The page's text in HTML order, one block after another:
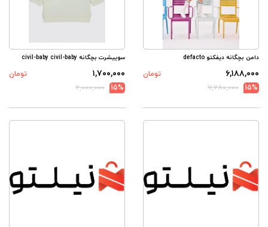
دامن بچگانه دیفکتو defacto
۶,۱۸۸,۰۰۰
تومان
15%
۷,۲۸۰,۰۰۰
سوییشرت بچگانه civil-baby civil-baby
۱,۷۰۰,۰۰۰
تومان
15%
۲,۰۰۰,۰۰۰